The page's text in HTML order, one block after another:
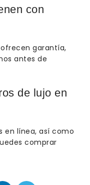
con
garantía,
antes de
de lujo en
en línea, así como
comprar